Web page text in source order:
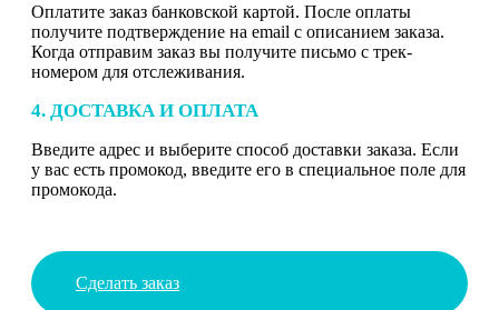
Оплатите заказ банковской картой. После оплаты
получите подтверждение на email с описанием заказа.
Когда отправим заказ вы получите письмо с трек-
номером для отслеживания.
4. ДОСТАВКА И ОПЛАТА
Введите адрес и выберите способ доставки заказа. Если
у вас есть промокод, введите его в специальное поле для
промокода.
Сделать заказ